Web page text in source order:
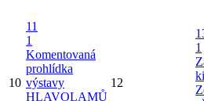
10
11
1
Komentovaná
prohlídka
výstavy
HLAVOLAMŮ
12
1